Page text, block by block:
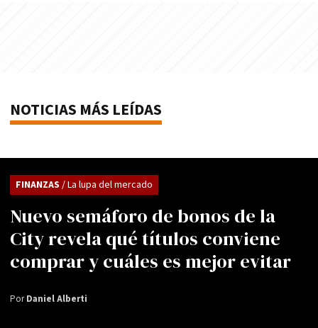
NOTICIAS MÁS LEÍDAS
Nuevo semáforo de bonos de la
City revela qué títulos conviene
comprar y cuáles es mejor evitar
FINANZAS / La lupa del mercado
PorDaniel Alberti